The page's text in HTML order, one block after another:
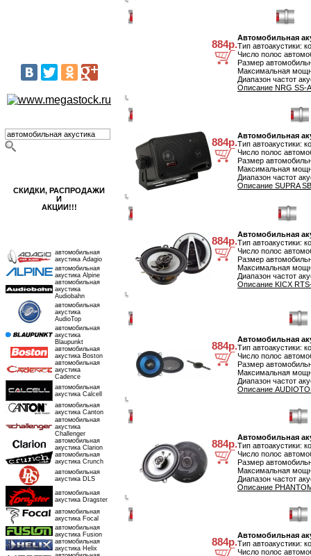
СКИДКИ, РАСПРОДАЖИ
И
АКЦИИ!!!
автомобильная
акустика Adagio
автомобильная
акустика Alpine
автомобильная
акустика
Audiobahn
автомобильная
акустика
AudioTop
автомобильная
акустика
Blaupunkt
автомобильная
акустика Boston
автомобильная
акустика
Cadence
автомобильная
акустика Calcell
автомобильная
акустика Canton
автомобильная
акустика
Challenger
автомобильная
акустика Clarion
автомобильная
акустика Crunch
автомобильная
акустика DLS
автомобильная
акустика Dragster
автомобильная
акустика Focal
автомобильная
акустика Fusion
автомобильная
акустика Helix
884р.
Автомобильная
Тип автоакустики:
Число полос
Размер
Максимальная
Диапазон частот
Описание NRG SS-
884р.
Автомобильная
Тип автоакустики:
Число полос
Размер
Максимальная
Диапазон частот
Описание SUPRA
884р.
Автомобильная
Тип автоакустики:
Число полос
Размер
Максимальная
Диапазон частот
Описание KICX
884р.
Автомобильная
Тип автоакустики:
Число полос
Размер
Максимальная
Диапазон частот
Описание
884р.
Автомобильная
Тип автоакустики:
Число полос
Размер
Максимальная
Диапазон частот
Описание
884р.
Автомобильная
Тип автоакустики:
Число полос